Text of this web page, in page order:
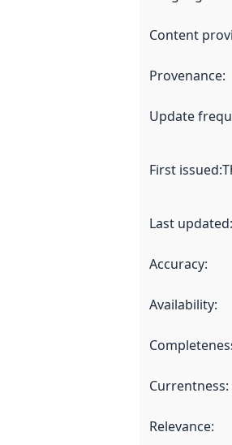
Content
Provenance:
Update
First issued:
Last updated:
Accuracy:
Availability:
Currentness:
Relevance: